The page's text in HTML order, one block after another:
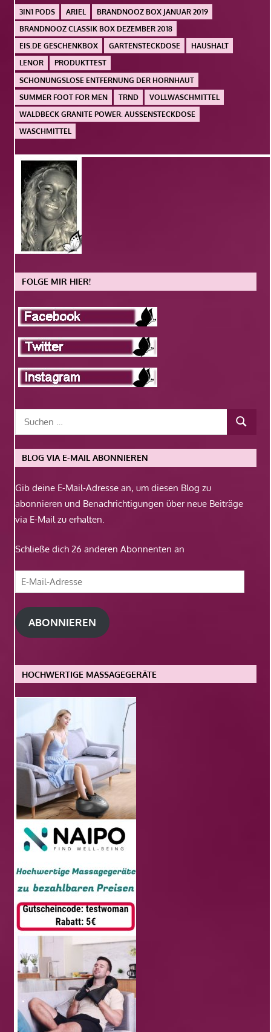
3IN1 PODS ARIEL
BRANDNOOZ BOX JANUAR 2019
BRANDNOOZ CLASSIK BOX DEZEMBER 2018
EIS.DE GESCHENKBOX
GARTENSTECKDOSE
HAUSHALT
LENOR
PRODUKTTEST
SCHONUNGSLOSE ENTFERNUNG DER HORNHAUT
SUMMER FOOT FOR MEN
TRND
VOLLWASCHMITTEL
WALDBECK GRANITE POWER. AUSSENSTECKDOSE
WASCHMITTEL
FOLGE MIR HIER!
BLOG VIA E-MAIL ABONNIEREN
Gib deine E-Mail-Adresse an, um diesen Blog zu
abonnieren und Benachrichtigungen über neue Beiträge
via E-Mail zu erhalten.
Schließe dich 26 anderen Abonnenten an
E-
Mail-
Adresse
ABONNIEREN
HOCHWERTIGE MASSAGEGERÄTE